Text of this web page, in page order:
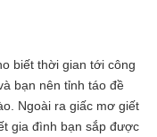
biết thời gian tới công
bạn nên tỉnh táo đề
Ngoài ra giấc mơ giết
gia đình bạn sắp được